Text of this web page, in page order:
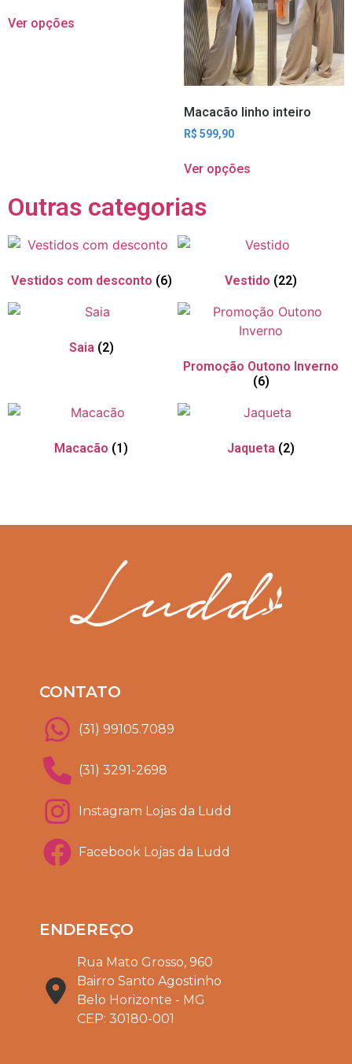
Ver opções
Macacão linho inteiro
R$ 599,90
Ver opções
Outras categorias
Vestidos com desconto (6) Vestido (22)
Saia (2)
Promoção Outono Inverno
(6)
Macacão (1) Jaqueta (2)
CONTATO
(31) 99105.7089
(31) 3291-2698
Instagram Lojas da Ludd
Facebook Lojas da Ludd
ENDEREÇO
Rua Mato Grosso, 960
Bairro Santo Agostinho
Belo Horizonte - MG
CEP: 30180-001